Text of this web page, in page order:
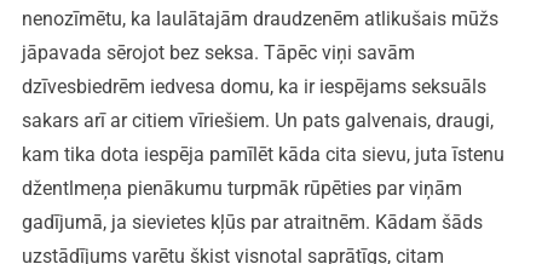
nenozīmētu, ka laulātajām draudzenēm atlikušais mūžs
jāpavada sērojot bez seksa. Tāpēc viņi savām
dzīvesbiedrēm iedvesa domu, ka ir iespējams seksuāls
sakars arī ar citiem vīriešiem. Un pats galvenais, draugi,
kam tika dota iespēja pamīlēt kāda cita sievu, juta īstenu
džentlmeņa pienākumu turpmāk rūpēties par viņām
gadījumā, ja sievietes kļūs par atraitnēm. Kādam šāds
uzstādījums varētu šķist visnotaļ saprātīgs, citam